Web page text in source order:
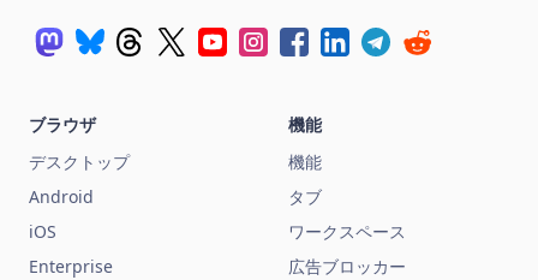
ブラウザ
デスクトップ
Android
iOS
Enterprise
機能
機能
タブ
ワークスペース
広告ブロッカー